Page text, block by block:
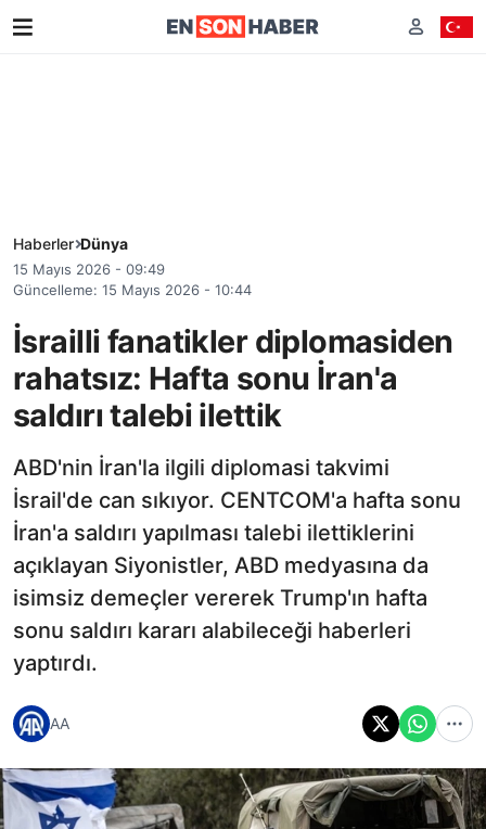
Haberler Dünya
15 Mayıs 2026 - 09:49
Güncelleme: 15 Mayıs 2026 - 10:44
İsrailli fanatikler diplomasiden
rahatsız: Hafta sonu İran'a
saldırı talebi ilettik
ABD'nin İran'la ilgili diplomasi takvimi
İsrail'de can sıkıyor. CENTCOM'a hafta sonu
İran'a saldırı yapılması talebi ilettiklerini
açıklayan Siyonistler, ABD medyasına da
isimsiz demeçler vererek Trump'ın hafta
sonu saldırı kararı alabileceği haberleri
yaptırdı.
AA